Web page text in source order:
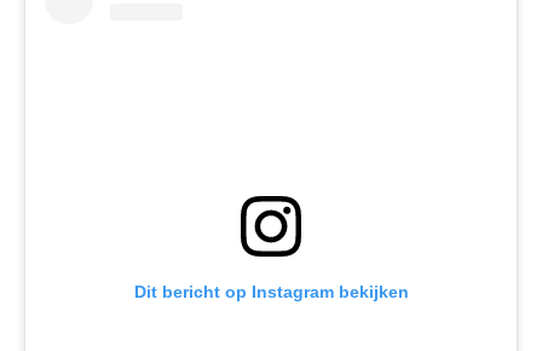
Dit bericht op Instagram bekijken